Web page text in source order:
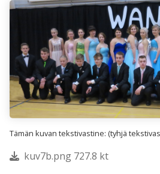
Tämän kuvan tekstivastine: (tyhjä
kuv7b.png 727.8 kt